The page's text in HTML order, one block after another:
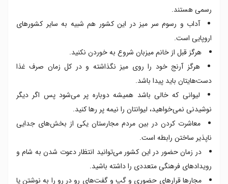
رسمی هستند.
آداب و رسوم سر میز در این کشور هم شبیه به سایر کشورهای
اروپایی است.
هرگز قبل از خانم میزبان شروع به خوردن نکنید.
هرگز آرنج خود را روی میز نگذاشته و در کل زمان صرف غذا
دست‌هایتان باید پیدا باشد.
لیوانی که خالی باشد همیشه دوباره پر می‌شود پس اگر دیگر
نوشیدنی نمی‌خواهید، لیوانتان را نیمه پر رها کنید.
معاشرت کردن در بین مردم مجارستان یکی از بخش‌های جدایی
ناپذیر ساختن رابطه است.
در زمان حضور در این کشور می‌توانید انتظار دعوت شدن به شام و
رویدادهای فرهنگی متعددی را داشته باشید.
مجارها قرارهای حضوری و گپ و گفت‌های رو در رو را به نوشتن یا